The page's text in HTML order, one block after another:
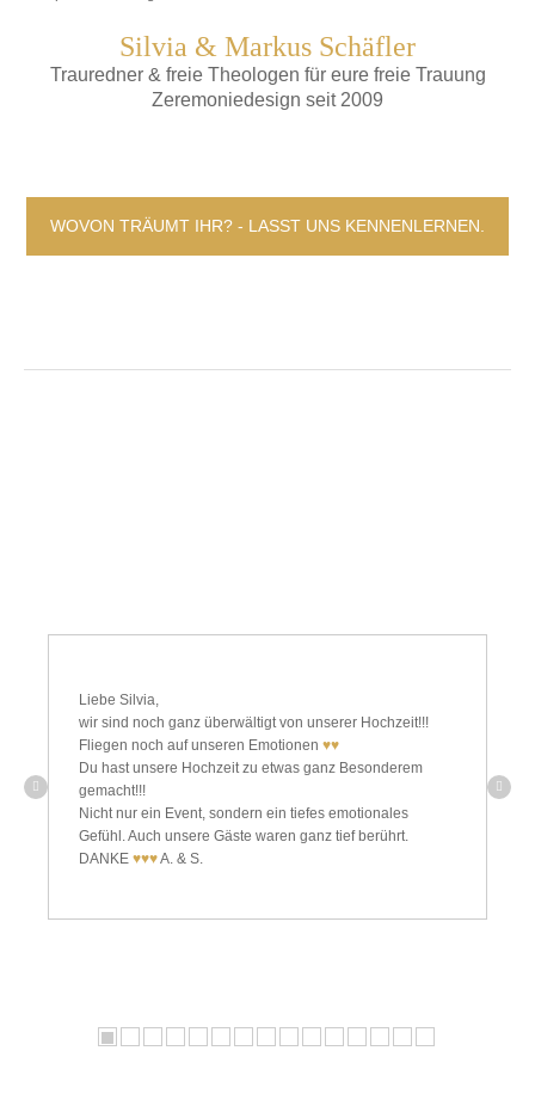
Silvia & Markus Schäfler
Trauredner & freie Theologen für eure freie Trauung
Zeremoniedesign seit 2009
WOVON TRÄUMT IHR? - LASST UNS KENNENLERNEN.
Liebe Silvia,
wir sind noch ganz überwältigt von unserer Hochzeit!!!
Fliegen noch auf unseren Emotionen ♥♥
Du hast unsere Hochzeit zu etwas ganz Besonderem
gemacht!!!
Nicht nur ein Event, sondern ein tiefes emotionales
Gefühl. Auch unsere Gäste waren ganz tief berührt.
DANKE ♥♥♥A. & S.
1 2 3 4 5 6 7 8 9 10 11 12 13 14 15